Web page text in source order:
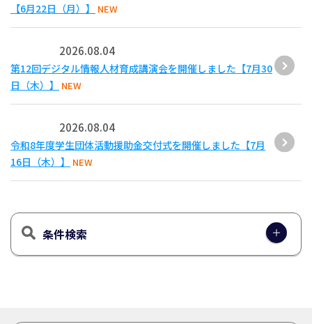
【6月22日（月）】
NEW
2026.08.04
第12回デジタル情報人材育成講演会を開催しました【7月30
日（木）】
NEW
2026.08.04
令和8年度学生団体活動援助金交付式を開催しました【7月
16日（木）】
NEW
条件検索